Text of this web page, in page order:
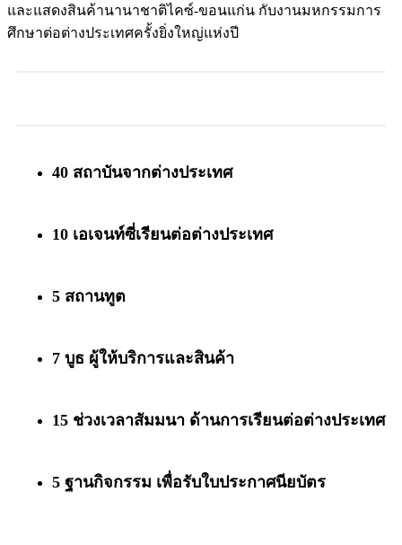
และแสดงสินค้านานาชาติไคซ์-ขอนแก่น กับงานมหกรรมการ
ศึกษาต่อต่างประเทศครั้งยิ่งใหญ่แห่งปี
40 สถาบันจากต่างประเทศ
10 เอเจนท์ซี่เรียนต่อต่างประเทศ
5 สถานทูต
7 บูธ ผู้ให้บริการและสินค้า
15 ช่วงเวลาสัมมนา ด้านการเรียนต่อต่างประเทศ
5 ฐานกิจกรรม เพื่อรับใบประกาศนียบัตร